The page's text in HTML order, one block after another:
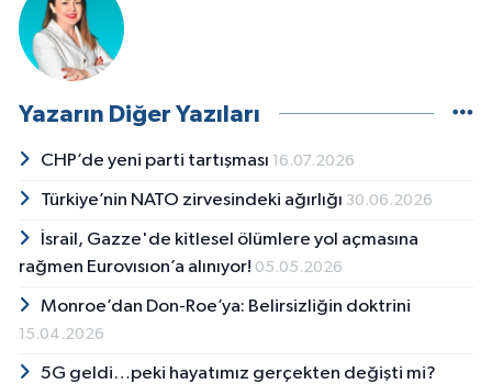
Yazarın Diğer Yazıları
CHP’de yeni parti tartışması 16.07.2026
Türkiye’nin NATO zirvesindeki ağırlığı 30.06.2026
İsrail, Gazze'de kitlesel ölümlere yol açmasına
rağmen Eurovısıon’a alınıyor! 05.05.2026
Monroe’dan Don-Roe’ya: Belirsizliğin doktrini
15.04.2026
5G geldi…peki hayatımız gerçekten değişti mi?